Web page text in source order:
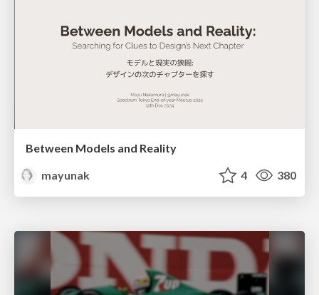
Between Models and Reality
mayunak
4 380